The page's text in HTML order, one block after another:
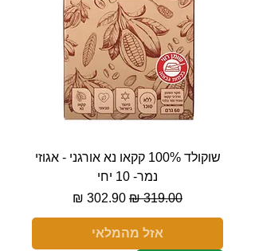
שוקולד 100% קקאו נא אורגני - אגוזי
נמר- 10 יחי
מחיר רגיל מחיר מבצע
אזל מהמלאי